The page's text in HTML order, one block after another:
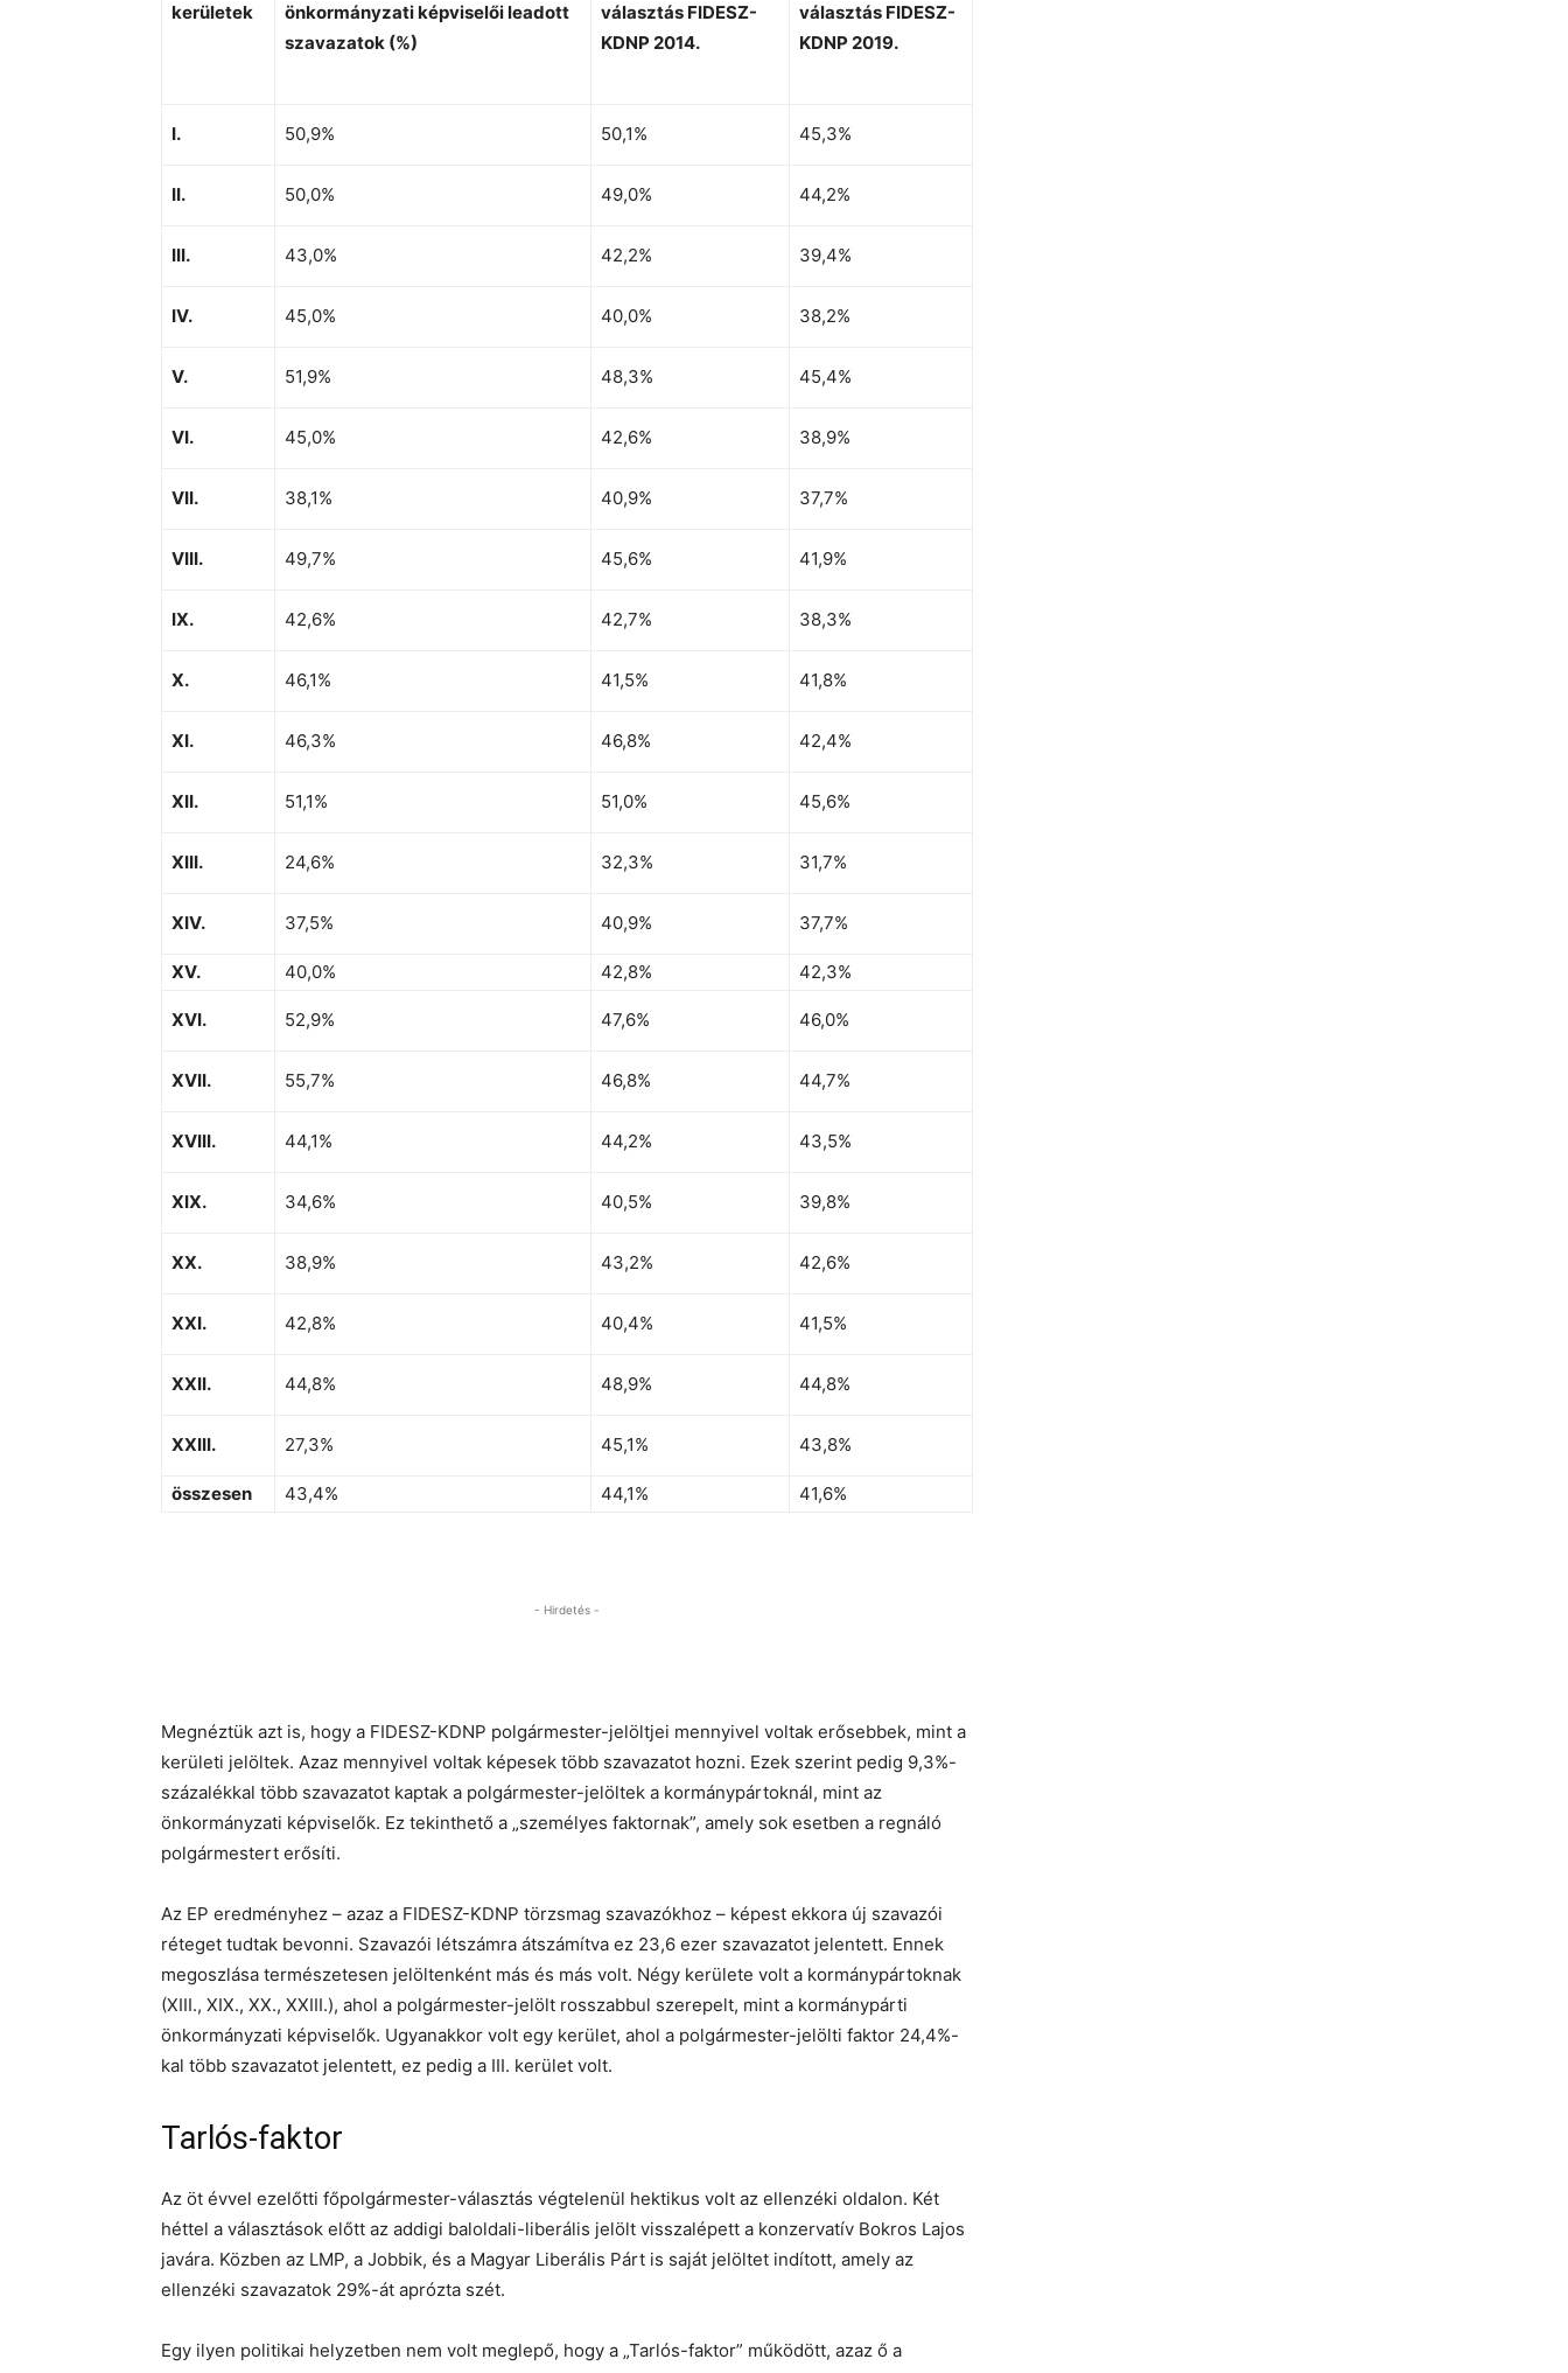
kerületek
önkormányzati képviselői leadott
szavazatok (%)
választás FIDESZ-
KDNP 2014.
választás FIDESZ-
KDNP 2019.
I. 50,9% 50,1% 45,3%
II. 50,0% 49,0% 44,2%
III. 43,0% 42,2% 39,4%
IV. 45,0% 40,0% 38,2%
V. 51,9% 48,3% 45,4%
VI. 45,0% 42,6% 38,9%
VII. 38,1% 40,9% 37,7%
VIII. 49,7% 45,6% 41,9%
IX. 42,6% 42,7% 38,3%
X. 46,1% 41,5% 41,8%
XI. 46,3% 46,8% 42,4%
XII. 51,1% 51,0% 45,6%
XIII. 24,6% 32,3% 31,7%
XIV. 37,5% 40,9% 37,7%
XV. 40,0% 42,8% 42,3%
XVI. 52,9% 47,6% 46,0%
XVII. 55,7% 46,8% 44,7%
XVIII. 44,1% 44,2% 43,5%
XIX. 34,6% 40,5% 39,8%
XX. 38,9% 43,2% 42,6%
XXI. 42,8% 40,4% 41,5%
XXII. 44,8% 48,9% 44,8%
XXIII. 27,3% 45,1% 43,8%
összesen 43,4% 44,1% 41,6%
- Hirdetés -
Megnéztük azt is, hogy a FIDESZ-KDNP polgármester-jelöltjei mennyivel voltak erősebbek, mint a
kerületi jelöltek. Azaz mennyivel voltak képesek több szavazatot hozni. Ezek szerint pedig 9,3%-
százalékkal több szavazatot kaptak a polgármester-jelöltek a kormánypártoknál, mint az
önkormányzati képviselők. Ez tekinthető a „személyes faktornak”, amely sok esetben a regnáló
polgármestert erősíti.
Az EP eredményhez – azaz a FIDESZ-KDNP törzsmag szavazókhoz – képest ekkora új szavazói
réteget tudtak bevonni. Szavazói létszámra átszámítva ez 23,6 ezer szavazatot jelentett. Ennek
megoszlása természetesen jelöltenként más és más volt. Négy kerülete volt a kormánypártoknak
(XIII., XIX., XX., XXIII.), ahol a polgármester-jelölt rosszabbul szerepelt, mint a kormánypárti
önkormányzati képviselők. Ugyanakkor volt egy kerület, ahol a polgármester-jelölti faktor 24,4%-
kal több szavazatot jelentett, ez pedig a III. kerület volt.
Tarlós-faktor
Az öt évvel ezelőtti főpolgármester-választás végtelenül hektikus volt az ellenzéki oldalon. Két
héttel a választások előtt az addigi baloldali-liberális jelölt visszalépett a konzervatív Bokros Lajos
javára. Közben az LMP, a Jobbik, és a Magyar Liberális Párt is saját jelöltet indított, amely az
ellenzéki szavazatok 29%-át aprózta szét.
Egy ilyen politikai helyzetben nem volt meglepő, hogy a „Tarlós-faktor” működött, azaz ő a